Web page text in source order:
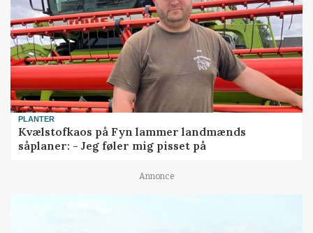
PLANTER
Kvælstofkaos på Fyn lammer landmænds
såplaner: - Jeg føler mig pisset på
Annonce